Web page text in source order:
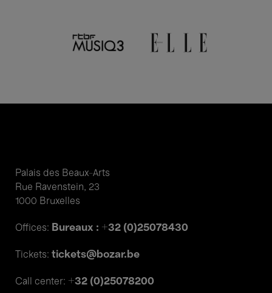
Palais des Beaux-Arts
Rue Ravenstein, 23
1000 Bruxelles
Offices: Bureaux : +32 (0)25078430
Tickets: tickets@bozar.be
Call center: +32 (0)25078200